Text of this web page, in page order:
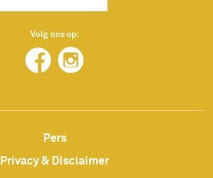
Volg ons op:
Pers
Privacy & Disclaimer